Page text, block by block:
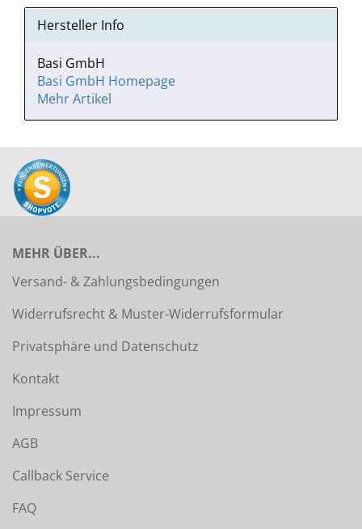
Hersteller Info
Basi GmbH
Basi GmbH Homepage
Mehr Artikel
MEHR ÜBER...
Versand- & Zahlungsbedingungen
Widerrufsrecht & Muster-Widerrufsformular
Privatsphäre und Datenschutz
Kontakt
Impressum
AGB
Callback Service
FAQ